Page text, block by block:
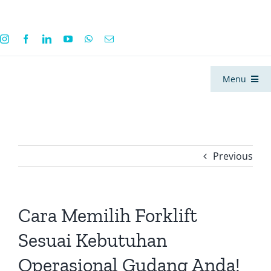
content
Menu
Minerva Electron
Jakarta Pusat Sewa Milik
Previous
Cara Memilih Forklift
Sesuai Kebutuhan
Operasional Gudang Anda!